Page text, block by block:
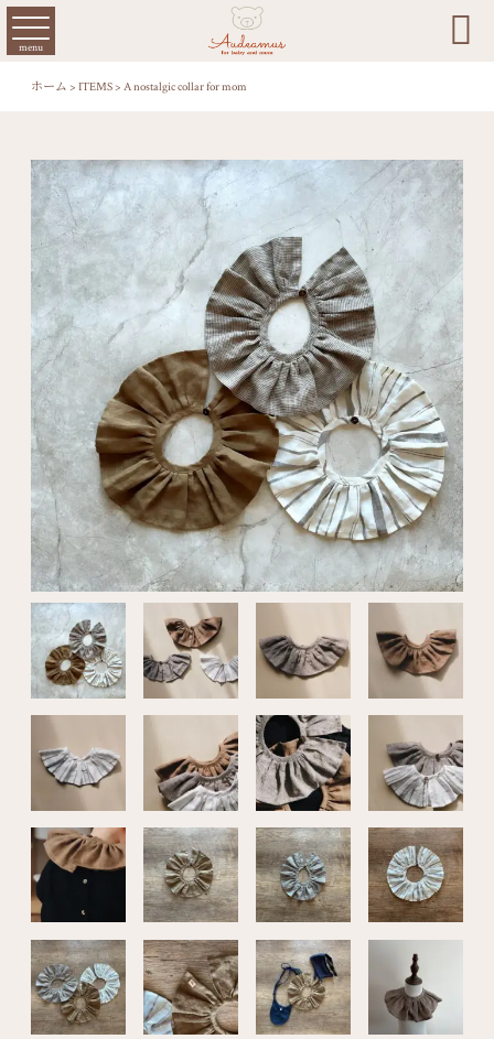
menu 
ホーム > ITEMS> A nostalgic collar for mom